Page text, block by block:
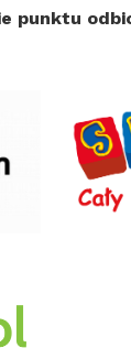
punktu